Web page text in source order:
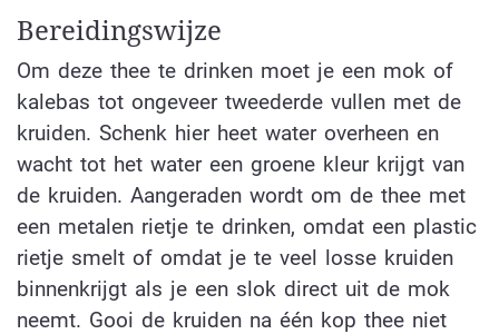
Bereidingswijze
Om deze thee te drinken moet je een mok of
kalebas tot ongeveer tweederde vullen met de
kruiden. Schenk hier heet water overheen en
wacht tot het water een groene kleur krijgt van
de kruiden. Aangeraden wordt om de thee met
een metalen rietje te drinken, omdat een plastic
rietje smelt of omdat je te veel losse kruiden
binnenkrijgt als je een slok direct uit de mok
neemt. Gooi de kruiden na één kop thee niet